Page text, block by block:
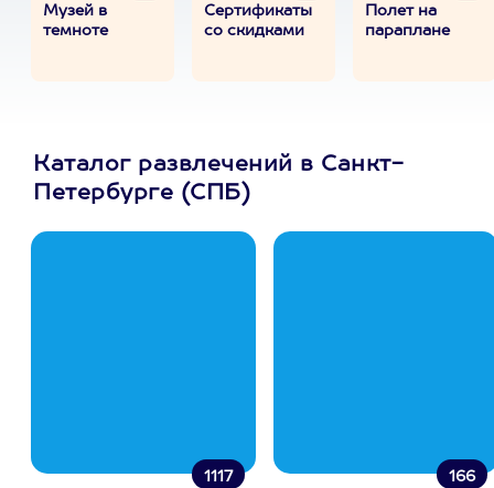
Музей в
темноте
Сертификаты
со скидками
Полет на
параплане
Каталог развлечений в Санкт-
Петербурге (СПБ)
1117 166